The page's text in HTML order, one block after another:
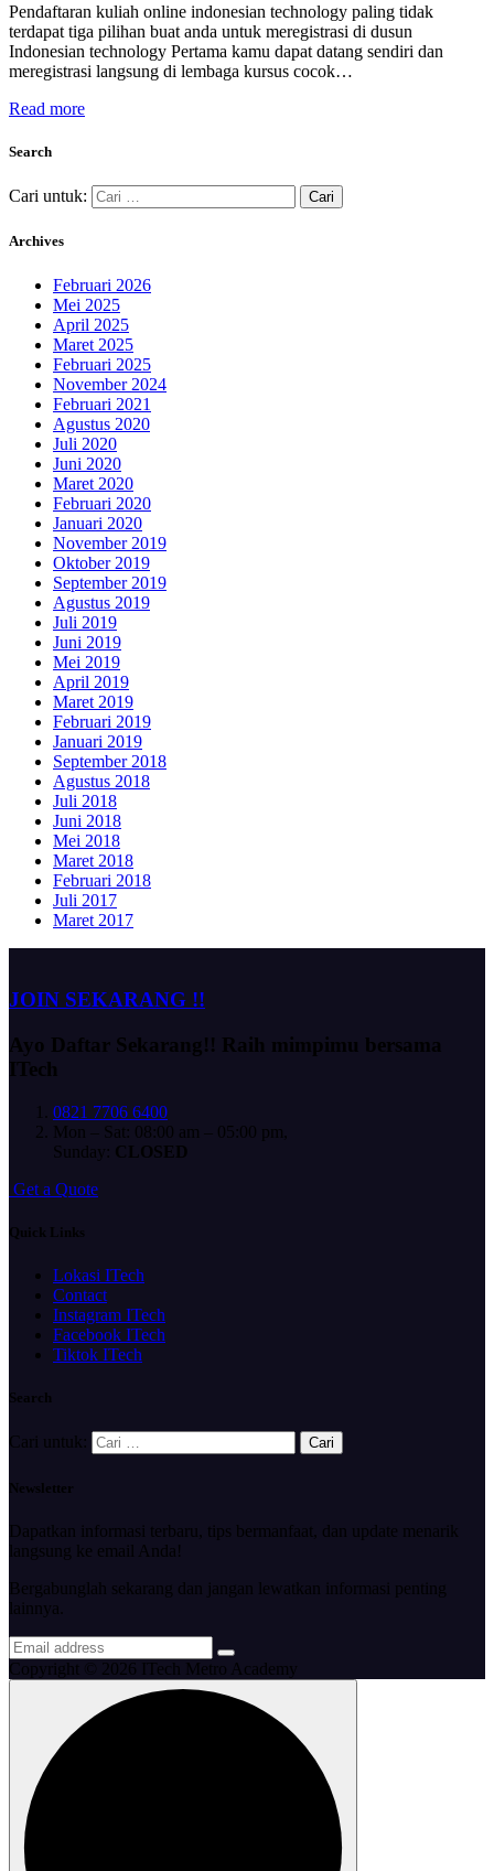
Pendaftaran kuliah online indonesian technology paling tidak
terdapat tiga pilihan buat anda untuk meregistrasi di dusun
Indonesian technology Pertama kamu dapat datang sendiri dan
meregistrasi langsung di lembaga kursus cocok…
Read more
Search
Cari untuk:
Archives
Februari 2026
Mei 2025
April 2025
Maret 2025
Februari 2025
November 2024
Februari 2021
Agustus 2020
Juli 2020
Juni 2020
Maret 2020
Februari 2020
Januari 2020
November 2019
Oktober 2019
September 2019
Agustus 2019
Juli 2019
Juni 2019
Mei 2019
April 2019
Maret 2019
Februari 2019
Januari 2019
September 2018
Agustus 2018
Juli 2018
Juni 2018
Mei 2018
Maret 2018
Februari 2018
Juli 2017
Maret 2017
JOIN SEKARANG !!
Ayo Daftar Sekarang!! Raih mimpimu bersama
ITech
0821 7706 6400
Mon – Sat: 08:00 am – 05:00 pm,
Sunday: CLOSED
Get a Quote
Quick Links
Lokasi ITech
Contact
Instagram ITech
Facebook ITech
Tiktok ITech
Search
Cari untuk:
Newsletter
Dapatkan informasi terbaru, tips bermanfaat, dan update menarik
langsung ke email Anda!
Bergabunglah sekarang dan jangan lewatkan informasi penting
lainnya.
Copyright © 2026 ITech Metro Academy